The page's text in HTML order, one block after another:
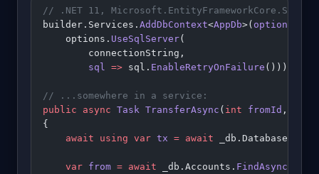
// .NET 11,
builder.Services. AddDbContext<AppDb>( options
    options.
UseSqlServer(
        connectionString,
        sql
=> sql. EnableRetryOnFailure ()));
// ...somewhere in a service:
public async Task TransferAsync ( int fromId ,
{
    await
using var tx = await _db.Database.
    var
from = await _db.Accounts. FindAsync